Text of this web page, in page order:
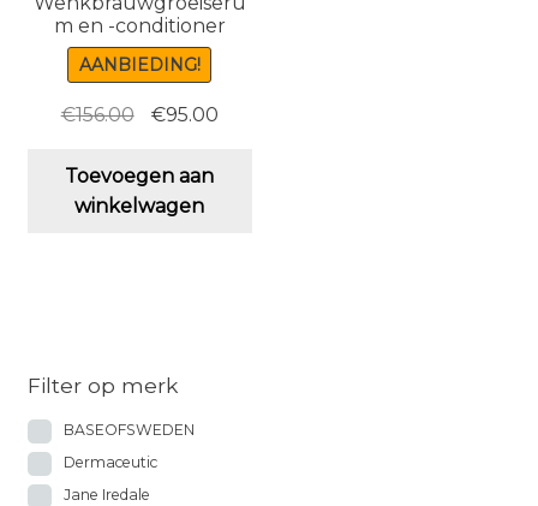
m en -conditioner
AANBIEDING!
€156.00
Oorspronkelijke
was:
€156.00.
€95.00Huidige
Toevoegen aan
winkelwagen
Filter op merk
BASEOFSWEDEN
Dermaceutic
Jane Iredale